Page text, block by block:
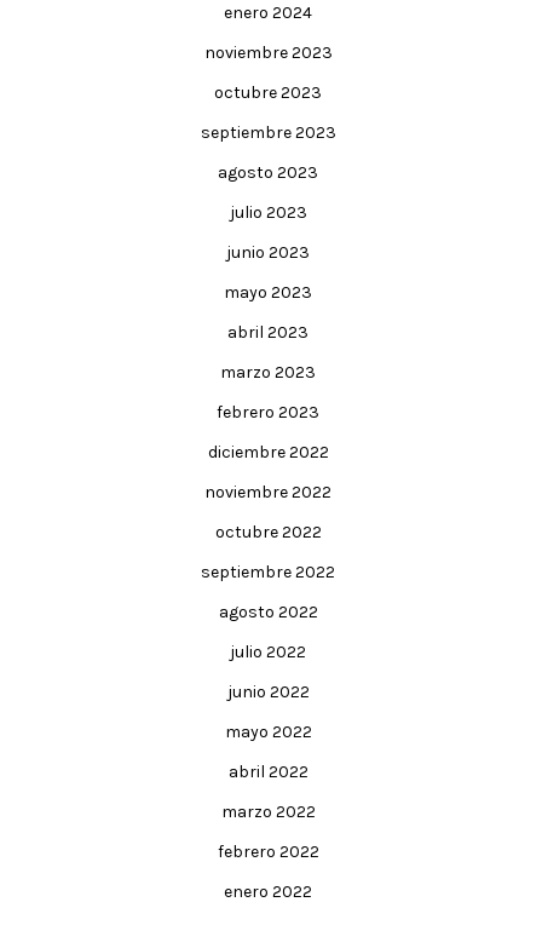
enero 2024
noviembre 2023
octubre 2023
septiembre 2023
agosto 2023
julio 2023
junio 2023
mayo 2023
abril 2023
marzo 2023
febrero 2023
diciembre 2022
noviembre 2022
octubre 2022
septiembre 2022
agosto 2022
julio 2022
junio 2022
mayo 2022
abril 2022
marzo 2022
febrero 2022
enero 2022